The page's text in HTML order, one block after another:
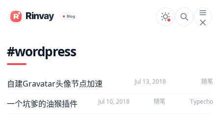
#wordpress
自建Gravatar头像节点加速 Jul 13, 2018 随笔
一个坑爹的油猴插件 Jul 10, 2018 随笔 Typecho